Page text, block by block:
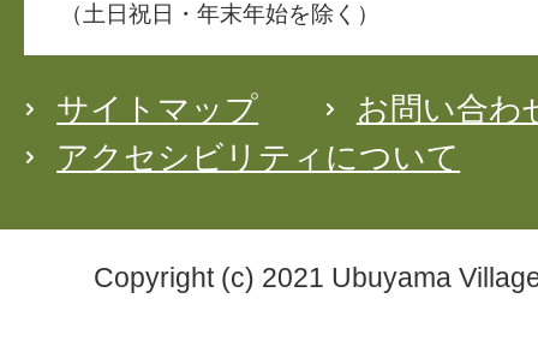
（土日祝日・年末年始を除く）
サイトマップ
お問い合わ
アクセシビリティについて
Copyright (c) 2021 Ubuyama